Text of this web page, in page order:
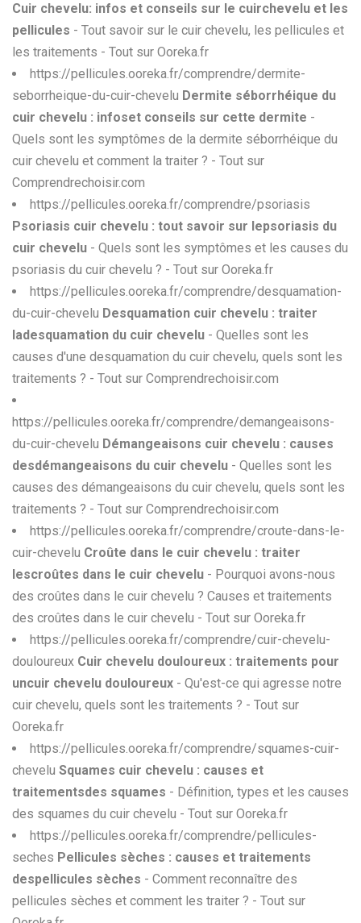
Cuir chevelu: infos et conseils sur le cuirchevelu et les
pellicules - Tout savoir sur le cuir chevelu, les pellicules et
les traitements - Tout sur Ooreka.fr
https://pellicules.ooreka.fr/comprendre/dermite-
seborrheique-du-cuir-chevelu Dermite séborrhéique du
cuir chevelu : infoset conseils sur cette dermite -
Quels sont les symptômes de la dermite séborrhéique du
cuir chevelu et comment la traiter ? - Tout sur
Comprendrechoisir.com
https://pellicules.ooreka.fr/comprendre/psoriasis
Psoriasis cuir chevelu : tout savoir sur lepsoriasis du
cuir chevelu - Quels sont les symptômes et les causes du
psoriasis du cuir chevelu ? - Tout sur Ooreka.fr
https://pellicules.ooreka.fr/comprendre/desquamation-
du-cuir-chevelu Desquamation cuir chevelu : traiter
ladesquamation du cuir chevelu - Quelles sont les
causes d'une desquamation du cuir chevelu, quels sont les
traitements ? - Tout sur Comprendrechoisir.com
https://pellicules.ooreka.fr/comprendre/demangeaisons-
du-cuir-chevelu Démangeaisons cuir chevelu : causes
desdémangeaisons du cuir chevelu - Quelles sont les
causes des démangeaisons du cuir chevelu, quels sont les
traitements ? - Tout sur Comprendrechoisir.com
https://pellicules.ooreka.fr/comprendre/croute-dans-le-
cuir-chevelu Croûte dans le cuir chevelu : traiter
lescroûtes dans le cuir chevelu - Pourquoi avons-nous
des croûtes dans le cuir chevelu ? Causes et traitements
des croûtes dans le cuir chevelu - Tout sur Ooreka.fr
https://pellicules.ooreka.fr/comprendre/cuir-chevelu-
douloureux Cuir chevelu douloureux : traitements pour
uncuir chevelu douloureux - Qu'est-ce qui agresse notre
cuir chevelu, quels sont les traitements ? - Tout sur
Ooreka.fr
https://pellicules.ooreka.fr/comprendre/squames-cuir-
chevelu Squames cuir chevelu : causes et
traitementsdes squames - Définition, types et les causes
des squames du cuir chevelu - Tout sur Ooreka.fr
https://pellicules.ooreka.fr/comprendre/pellicules-
seches Pellicules sèches : causes et traitements
despellicules sèches - Comment reconnaître des
pellicules sèches et comment les traiter ? - Tout sur